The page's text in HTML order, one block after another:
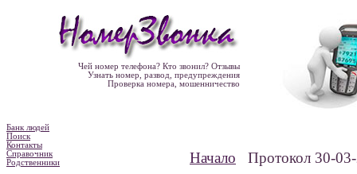
Чей номер телефона? Кто звонил? Отзывы
Узнать номер, развод, предупреждения
Проверка номера, мошенничество
Банк людей
Поиск
Контакты
Справочник
Родственники
Начало Протокол 30-